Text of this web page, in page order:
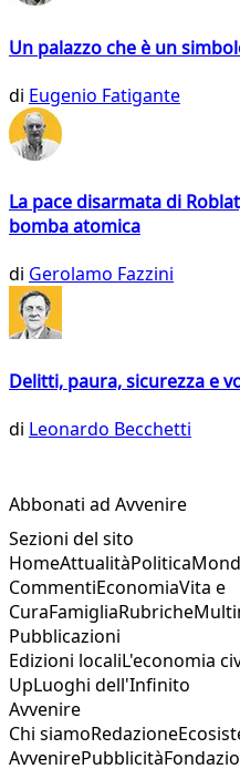
Un palazzo che è un
di Eugenio Fatigante
La pace disarmata di
bomba atomica
di Gerolamo Fazzini
Delitti, paura, sicurezza e
di Leonardo Becchetti
Abbonati ad Avvenire
Sezioni del sito
HomeAttualitàPolitica
CommentiEconomiaVita e
CuraFamigliaRubriche
Pubblicazioni
Edizioni localiL'economia
UpLuoghi dell'Infinito
Avvenire
Chi siamoRedazione
AvvenirePubblicità